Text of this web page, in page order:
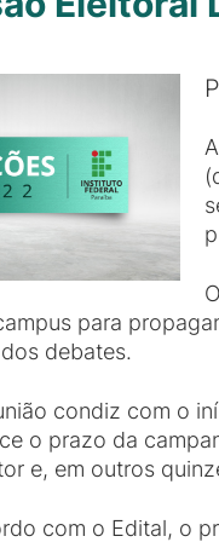
para
debates.
condiz com o
o prazo da
e, em outros
com o Edital, o